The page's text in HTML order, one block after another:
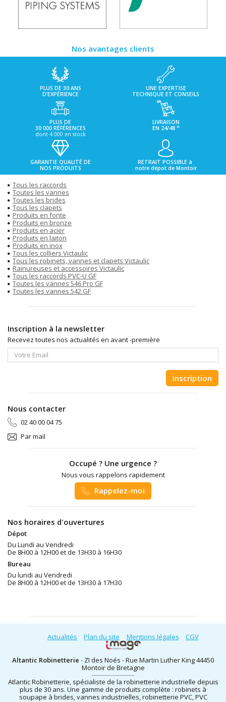
Nos avantages clients
PLUS DE 30 ANS
D’EXPÉRIENCE
UNE EXPERTISE
TECHNIQUE ET CONSEILS
PLUS DE
30 000 RÉFÉRENCES
dont 4 000 en stock
LIVRAISON
EN 24/48 H
GARANTIE QUALITÉ DE
NOS PRODUITS
RETRAIT POSSIBLE à
notre dépot de Montoir
Tous les raccords
Toutes les vannes
Toutes les brides
Tous les clapets
Produits en fonte
Produits en bronze
Produits en acier
Produits en laiton
Produits en inox
Tous les colliers Victaulic
Tous les robinets, vannes et clapets Victaulic
Rainureuses et accessoires Victaulic
Tous les raccords PVC-U GF
Toutes les vannes 546 Pro GF
Toutes les vannes 542 GF
Inscription à la newsletter
Recevez toutes nos actualités en avant -première
Inscription
Nous contacter
02 40 00 04 75
Par mail
Occupé ? Une urgence ?
Nous vous rappelons rapidement
Rappelez-moi
Nos horaires d'ouvertures
Dépot
Du Lundi au Vendredi
De 8H00 à 12H00 et de 13H30 à 16H30
Bureau
Du lundi au Vendredi
De 8H00 à 12H00 et de 13H30 à 17H30
Actualités Plan du site Mentions légales CGV
Altantic Robinetterie - ZI des Noés - Rue Martin Luther King 44450
Montoir de Bretagne
Atlantic Robinetterie, spécialiste de la robinetterie industrielle depuis
plus de 30 ans. Une gamme de produits complète : robinets à
soupape à brides, vannes industrielles, robinetterie PVC, PVC